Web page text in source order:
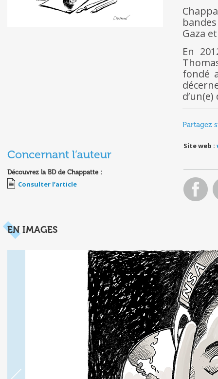
Gaza
En
fondé
Partagez
Concernant l’auteur
Découvrez la BD de Chappatte :
Consulter l’article
Site web :
EN IMAGES